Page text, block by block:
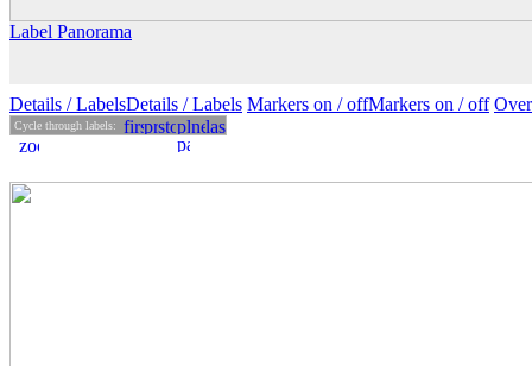
Label Panorama
Details / LabelsDetails /Labels Markers on /offMarkers on / off
Cycle through labels: